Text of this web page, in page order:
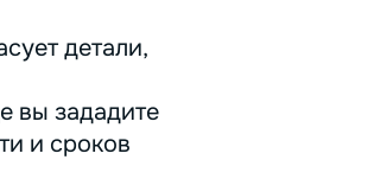
детали,
вы зададите
и сроков